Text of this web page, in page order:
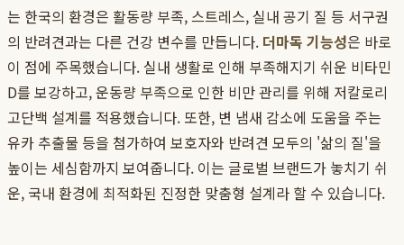
는 한국의 환경은 활동량 부족, 스트레스, 실내 공기 질 등 서구권
의 반려견과는 다른 건강 변수를 만듭니다. 더마독 기능성은 바로
이 점에 주목했습니다. 실내 생활로 인해 부족해지기 쉬운 비타민
D를 보강하고, 운동량 부족으로 인한 비만 관리를 위해 저칼로리
고단백 설계를 적용했습니다. 또한, 변 냄새 감소에 도움을 주는
유카 추출물 등을 첨가하여 보호자와 반려견 모두의 '삶의 질'을
높이는 세심함까지 보여줍니다. 이는 글로벌 브랜드가 놓치기 쉬
운, 국내 환경에 최적화된 진정한 맞춤형 설계라 할 수 있습니다.